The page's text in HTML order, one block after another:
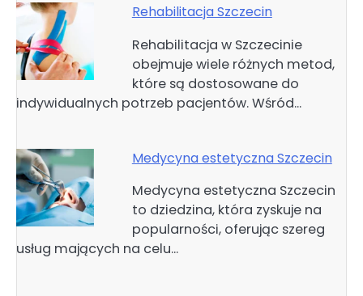
Rehabilitacja Szczecin
Rehabilitacja w Szczecinie
obejmuje wiele różnych metod,
które są dostosowane do
indywidualnych potrzeb pacjentów. Wśród…
Medycyna estetyczna Szczecin
Medycyna estetyczna Szczecin
to dziedzina, która zyskuje na
popularności, oferując szereg
usług mających na celu…